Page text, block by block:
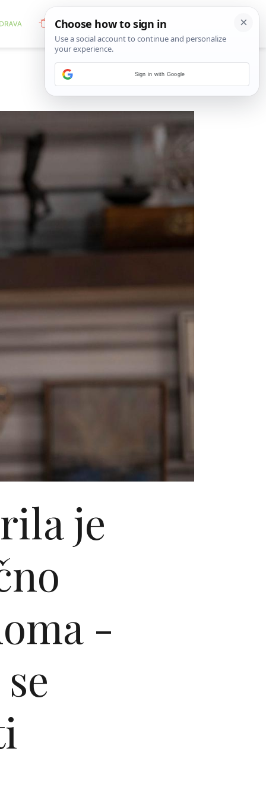
je
-
Sign in with Google